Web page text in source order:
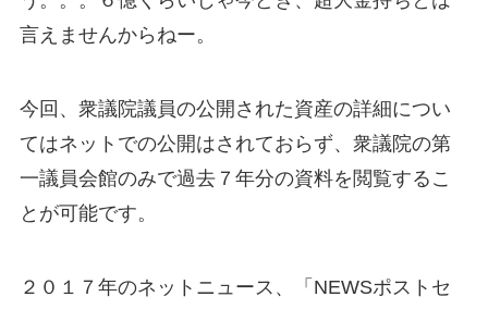
言えませんからねー。
今回、衆議院議員の公開された資産の詳細につい
てはネットでの公開はされておらず、衆議院の第
一議員会館のみで過去７年分の資料を閲覧するこ
とが可能です。
２０１７年のネットニュース、「NEWSポストセ